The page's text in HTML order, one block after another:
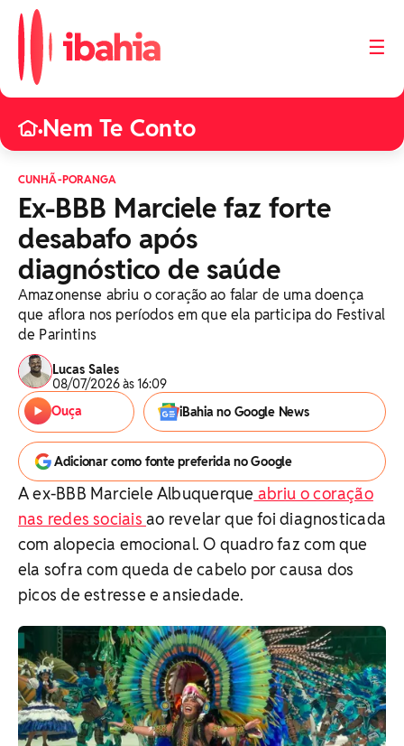
☰
•Nem Te Conto
CUNHÃ-PORANGA
Ex-BBB Marciele faz forte
desabafo após
diagnóstico de saúde
Amazonense abriu o coração ao falar de uma doença
que aflora nos períodos em que ela participa do Festival
de Parintins
Lucas Sales
08/07/2026 às 16:09
Ouça
iBahia no Google News
Adicionar como fonte preferida no Google
A ex-BBB Marciele Albuquerque abriu o coração
nas redes sociais ao revelar que foi diagnosticada
com alopecia emocional. O quadro faz com que
ela sofra com queda de cabelo por causa dos
picos de estresse e ansiedade.